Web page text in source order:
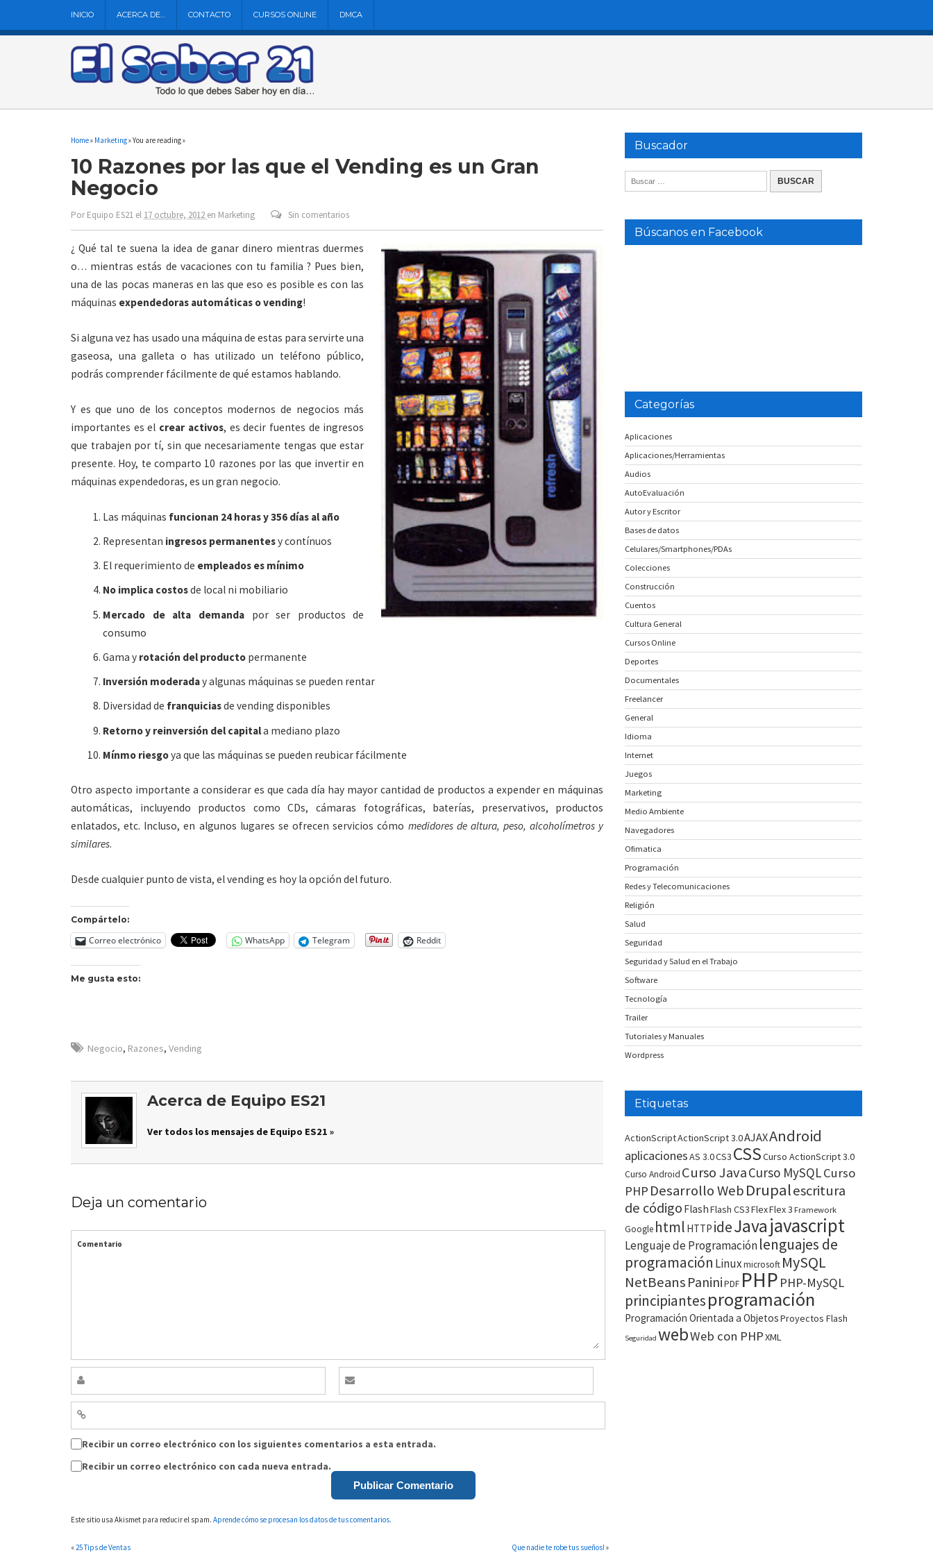
INICIO ACERCA DE… CONTACTO CURSOS ONLINE DMCA
Home» Marketing» You are reading »
10 Razones por las que el Vending es un Gran
Negocio
PorEquipo ES21 el 17 octubre, 2012 en Marketing Sin comentarios
¿ Qué tal te suena la idea de ganar dinero mientras duermes
o… mientras estás de vacaciones con tu familia ? Pues bien,
una de las pocas maneras en las que eso es posible es con las
máquinas expendedoras automáticas o vending!
Si alguna vez has usado una máquina de estas para servirte una
gaseosa, una galleta o has utilizado un teléfono público,
podrás comprender fácilmente de qué estamos hablando.
Y es que uno de los conceptos modernos de negocios más
importantes es el crear activos, es decir fuentes de ingresos
que trabajen por tí, sin que necesariamente tengas que estar
presente. Hoy, te comparto 10 razones por las que invertir en
máquinas expendedoras, es un gran negocio.
Las máquinas funcionan 24 horas y 356 días al año
Representan ingresos permanentesy contínuos
El requerimiento de empleados es mínimo
No implica costosde local ni mobiliario
Mercado de alta demanda por ser productos de
consumo
Gama y rotación del producto permanente
Inversión moderaday algunas máquinas se pueden rentar
Diversidad de franquiciasde vending disponibles
Retorno y reinversión del capitala mediano plazo
Mínmo riesgoya que las máquinas se pueden reubicar fácilmente
Otro aspecto importante a considerar es que cada día hay mayor cantidad de productos a expender en máquinas
automáticas, incluyendo productos como CDs, cámaras fotográficas, baterías, preservativos, productos
enlatados, etc. Incluso, en algunos lugares se ofrecen servicios cómo medidores de altura, peso, alcoholímetros y
similares.
Desde cualquier punto de vista, el vending es hoy la opción del futuro.
Compártelo:
Correo electrónico WhatsApp Telegram Reddit
Me gusta esto:
Negocio, Razones, Vending
Acerca de Equipo ES21
Ver todos los mensajes de Equipo ES21 »
Deja un comentario
Comentario
Recibir un correo electrónico con los siguientes comentarios a esta entrada.
Recibir un correo electrónico con cada nueva entrada.
Este sitio usa Akismet para reducir el spam. Aprende cómo se procesan los datos de tus comentarios.
«25 Tips de Ventas Que nadie te robe tus sueños! »
Buscador
Búscanos en Facebook
Categorías
Aplicaciones
Aplicaciones/Herramientas
Audios
AutoEvaluación
Autor y Escritor
Bases de datos
Celulares/Smartphones/PDAs
Colecciones
Construcción
Cuentos
Cultura General
Cursos Online
Deportes
Documentales
Freelancer
General
Idioma
Internet
Juegos
Marketing
Medio Ambiente
Navegadores
Ofimatica
Programación
Redes y Telecomunicaciones
Religión
Salud
Seguridad
Seguridad y Salud en el Trabajo
Software
Tecnología
Trailer
Tutoriales y Manuales
Wordpress
Etiquetas
ActionScriptActionScript 3.0AJAXAndroid
aplicacionesAS 3.0CS3 CSSCurso ActionScript 3.0
Curso Android Curso JavaCurso MySQLCurso
PHP Desarrollo WebDrupalescritura
de código FlashFlash CS3FlexFlex 3 Framework
Google html HTTP ideJavajavascript
Lenguaje de Programaciónlenguajes de
programación Linuxmicrosoft MySQL
NetBeans PaniniPDF PHP PHP-MySQL
principiantesprogramación
Programación Orientada a ObjetosProyectos Flash
Seguridad webWeb con PHPXML